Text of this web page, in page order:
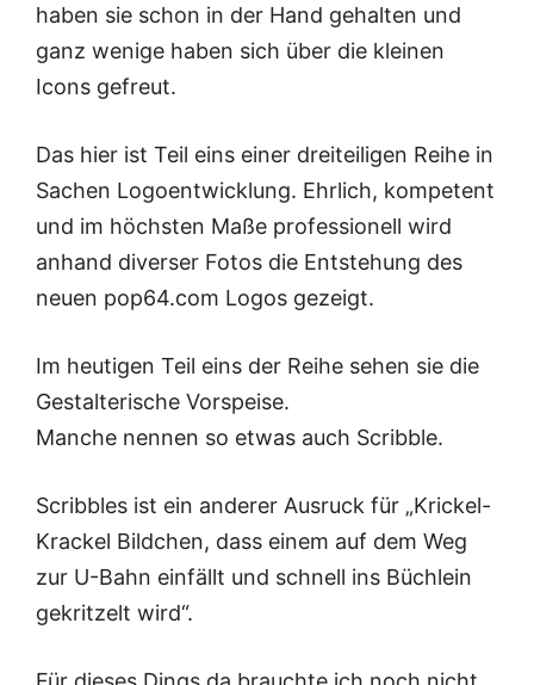
haben sie schon in der Hand gehalten und
ganz wenige haben sich über die kleinen
Icons gefreut.
Das hier ist Teil eins einer dreiteiligen Reihe in
Sachen Logoentwicklung. Ehrlich, kompetent
und im höchsten Maße professionell wird
anhand diverser Fotos die Entstehung des
neuen pop64.com Logos gezeigt.
Im heutigen Teil eins der Reihe sehen sie die
Gestalterische Vorspeise.
Manche nennen so etwas auch Scribble.
Scribbles ist ein anderer Ausruck für „Krickel-
Krackel Bildchen, dass einem auf dem Weg
zur U-Bahn einfällt und schnell ins Büchlein
gekritzelt wird“.